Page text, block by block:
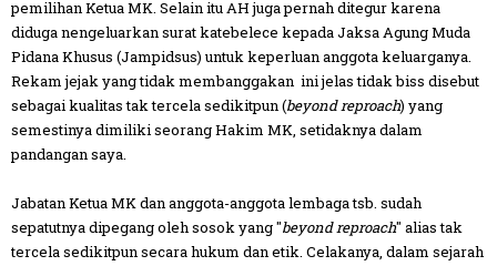
pemilihan Ketua MK. Selain itu AH juga pernah ditegur karena
diduga nengeluarkan surat katebelece kepada Jaksa Agung Muda
Pidana Khusus (Jampidsus) untuk keperluan anggota keluarganya.
Rekam jejak yang tidak membanggakan ini jelas tidak biss disebut
sebagai kualitas tak tercela sedikitpun (beyond reproach) yang
semestinya dimiliki seorang Hakim MK, setidaknya dalam
pandangan saya.
Jabatan Ketua MK dan anggota-anggota lembaga tsb. sudah
sepatutnya dipegang oleh sosok yang "beyond reproach" alias tak
tercela sedikitpun secara hukum dan etik. Celakanya, dalam sejarah